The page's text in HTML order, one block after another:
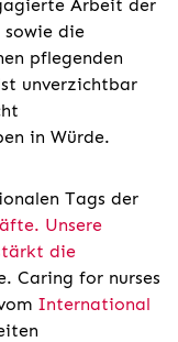
Arbeit der
sowie die
pflegenden
unverzichtbar
in Würde.
Tags der
Unsere
die
Caring for nurses
International